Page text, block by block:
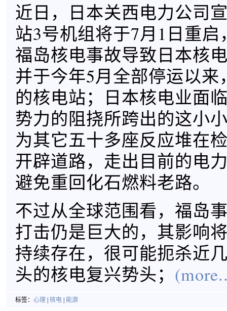
近日，日本关西电力公司
站3号机组将于7月1日重
福岛核电事故导致日本核
并于今年5月全部停运以来
的核电站；日本核电业面
势力的阻挠所跨出的这小
为其它五十多座反应堆在
开辟道路，走出目前的电
避免重回化石燃料老路。
不过从全球范围看，福岛
打击仍是巨大的，其影响
持续存在，很可能扼杀近
头的核电复兴势头；
标签： 心理 核电 能源